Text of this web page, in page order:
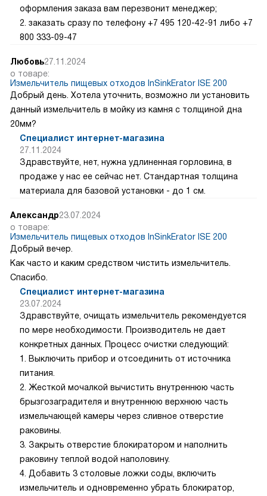
оформления заказа вам перезвонит менеджер;
2. заказать сразу по телефону +7 495 120-42-91 либо +7
800 333-09-47
Любовь27.11.2024
о товаре:
Измельчитель пищевых отходов InSinkErator ISE 200
Добрый день. Хотела уточнить, возможно ли установить
данный измельчитель в мойку из камня с толщиной дна
20мм?
Специалист интернет-магазина
27.11.2024
Здравствуйте, нет, нужна удлиненная горловина, в
продаже у нас ее сейчас нет. Стандартная толщина
материала для базовой установки - до 1 см.
Александр23.07.2024
о товаре:
Измельчитель пищевых отходов InSinkErator ISE 200
Добрый вечер.
Как часто и каким средством чистить измельчитель.
Спасибо.
Специалист интернет-магазина
23.07.2024
Здравствуйте, очищать измельчитель рекомендуется
по мере необходимости. Производитель не дает
конкретных данных. Процесс очистки следующий:
1. Выключить прибор и отсоединить от источника
питания.
2. Жесткой мочалкой вычистить внутреннюю часть
брызгозаградителя и внутреннюю верхнюю часть
измельчающей камеры через сливное отверстие
раковины.
3. Закрыть отверстие блокиратором и наполнить
раковину теплой водой наполовину.
4. Добавить 3 столовые ложки соды, включить
измельчитель и одновременно убрать блокиратор,